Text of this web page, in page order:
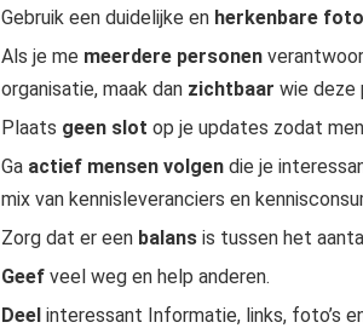
Gebruik een duidelijke en herkenbare foto
Als je me meerdere personen
organisatie, maak dan zichtbaar wie deze
Plaats geen slot op je updates zodat
Ga actief mensen volgendie je
mix van kennisleveranciers en
Zorg dat er een balansis tussen het
Geefveel weg en help anderen.
Deelinteressant Informatie, links, foto’s